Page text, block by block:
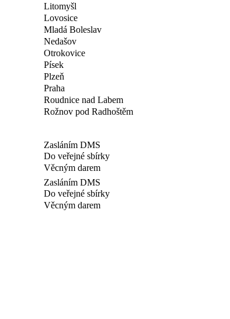
Litomyšl
Lovosice
Mladá Boleslav
Nedašov
Otrokovice
Písek
Plzeň
Praha
Roudnice nad Labem
Rožnov pod Radhoštěm
Zasláním DMS
Do veřejné sbírky
Věcným darem
Zasláním DMS
Do veřejné sbírky
Věcným darem